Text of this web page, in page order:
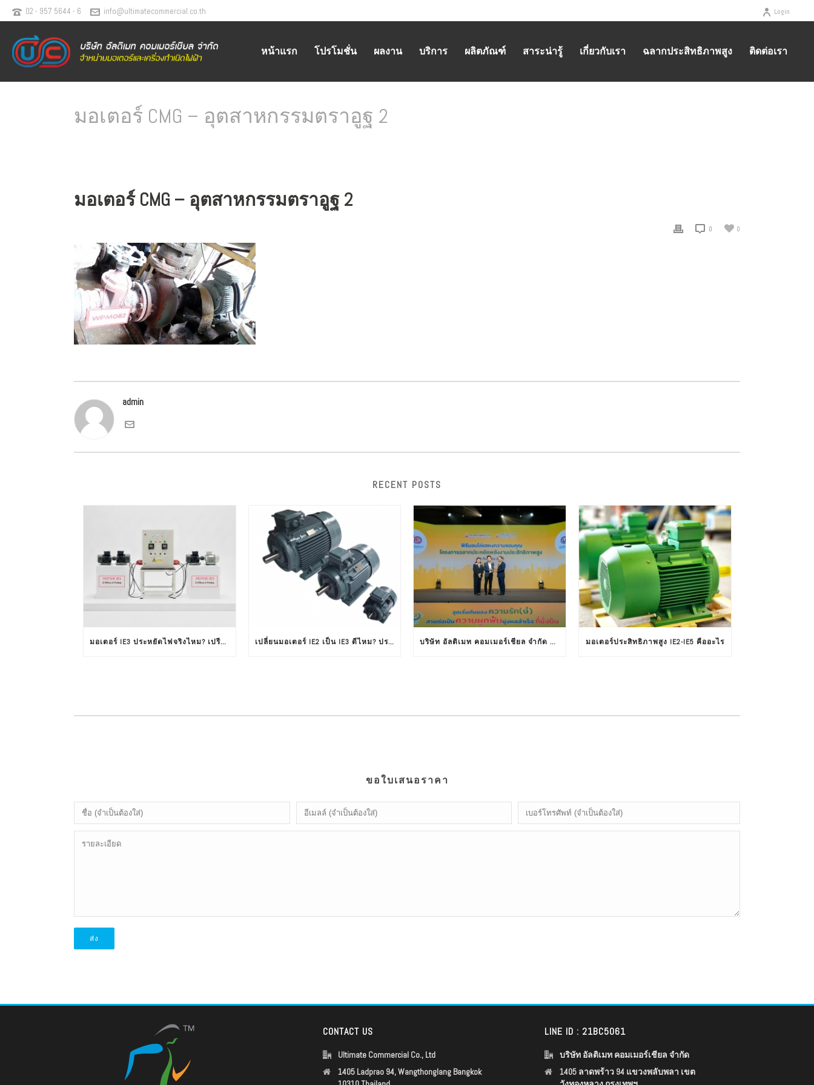
02 - 957 5644 - 6 info@ultimatecommercial.co.th Login
หน้าแรก โปรโมชั่น ผลงาน บริการ ผลิตภัณฑ์ สาระน่ารู้ เกี่ยวกับเรา ฉลากประสิทธิภาพสูง ติดต่อเรา
มอเตอร์ CMG – อุตสาหกรรมตราอูฐ 2
มอเตอร์ CMG – อุตสาหกรรมตราอูฐ 2
0
0
admin
RECENT POSTS
มอเตอร์ IE3 ประหยัดไฟจริงไหม? เปรียบเทียบ IE3 VS IE1 จากผลทดสอบใช้งานจริง เปลี่ยนมอเตอร์ IE2 เป็น IE3 ดีไหม? ประหยัดพลังงาน คุ้มค่าหรือไม่ ? บริษัท อัลติเมท คอมเมอร์เชียล จำกัด รับโล่ประกาศเกียรติคุณในงานครบรอบ 30 ปีฉลากประหยัดไฟฟ้าเบอร์ 5 มอเตอร์ประสิทธิภาพสูง IE2-IE5 คืออะไร
ขอใบเสนอราคา
CONTACT US
Ultimate Commercial Co., Ltd
1405 Ladprao 94, Wangthonglang Bangkok
LINE ID : 21BC5061
บริษัท อัลติเมท คอมเมอร์เชียล จำกัด
1405 ลาดพร้าว 94 แขวงพลับพลา เขต